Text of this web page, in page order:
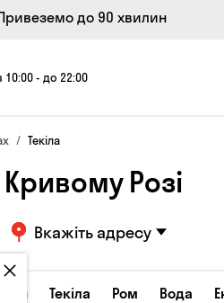
до 90 хвилин
10:00 - до 22:00
Текіла
Розі
Вкажіть адресу
Джин Текіла Ром Вода